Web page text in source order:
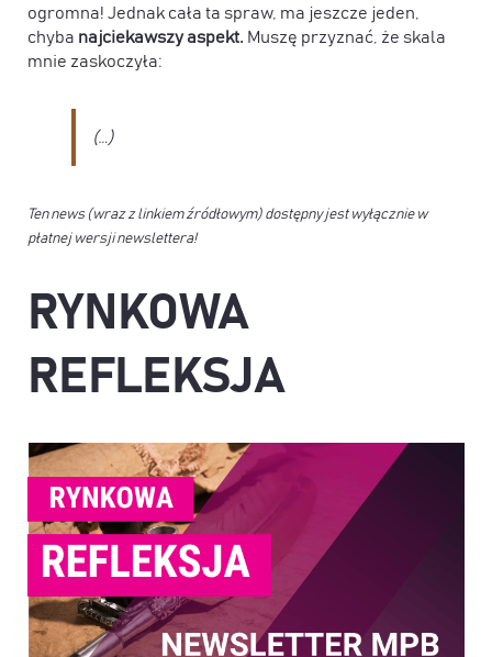
ogromna! Jednak cała ta spraw, ma jeszcze jeden,
chyba najciekawszy aspekt. Muszę przyznać, że skala
mnie zaskoczyła:
(…)
Ten news (wraz z linkiem źródłowym) dostępny jest wyłącznie w
płatnej wersji newslettera!
RYNKOWA
REFLEKSJA